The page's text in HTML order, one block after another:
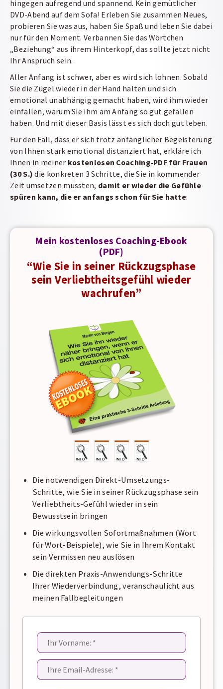
hingegen aufregend und spannend. Kein gemütlicher
DVD-Abend auf dem Sofa! Erleben Sie zusammen Neues,
probieren Sie was aus, haben Sie Spaß und leben Sie dabei
nur für den Moment. Verbannen Sie das Wörtchen
„Beziehung“ aus ihrem Hinterkopf, das sollte jetzt nicht
Ihr Anspruch sein.
Aller Anfang ist schwer, aber es wird sich lohnen. Sobald
Sie die Zügel wieder in der Hand halten und sich
emotional unabhängig gemacht haben, wird ihm wieder
einfallen, warum Sie ihm am Anfang so gut gefallen
haben. Und mit dieser Basis lässt es sich doch gut leben.
Für den Fall, dass er sich trotz anfänglicher Begeisterung
von Ihnen stark emotional distanziert hat, erkläre ich
Ihnen in meiner kostenlosen Coaching-PDF für Frauen
(30 S.) die konkreten 3 Schritte, die Sie in kommender
Zeit umsetzen müssten, damit er wieder die Gefühle
spüren kann, die er anfangs schon für Sie hatte:
Mein kostenloses Coaching-Ebook
(PDF)
“Wie Sie in seiner Rückzugsphase
sein Verliebtheitsgefühl wieder
wachrufen”
Die notwendigen Direkt-Umsetzungs-
Schritte, wie Sie in seiner Rückzugsphase sein
Verliebtheits-Gefühl wieder in sein
Bewusstsein bringen
Die wirkungsvollen Sofortmaßnahmen (Wort
für Wort-Beispiele), wie Sie in Ihrem Kontakt
sein Vermissen neu auslösen
Die direkten Praxis-Anwendungs-Schritte
Ihrer Wiederverbindung, veranschaulicht aus
meinen Fallbegleitungen